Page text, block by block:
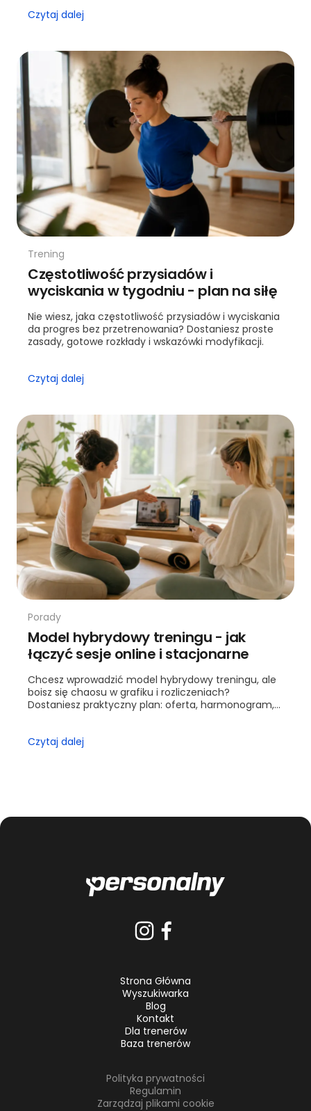
Czytaj dalej
Trening
Częstotliwość przysiadów i
wyciskania w tygodniu - plan na siłę
Nie wiesz, jaka częstotliwość przysiadów i wyciskania
da progres bez przetrenowania? Dostaniesz proste
zasady, gotowe rozkłady i wskazówki modyfikacji.
Czytaj dalej
Porady
Model hybrydowy treningu - jak
łączyć sesje online i stacjonarne
Chcesz wprowadzić model hybrydowy treningu, ale
boisz się chaosu w grafiku i rozliczeniach?
Dostaniesz praktyczny plan: oferta, harmonogram,
Czytaj dalej
Strona Główna
Wyszukiwarka
Blog
Kontakt
Dla trenerów
Baza trenerów
Polityka prywatności
Regulamin
Zarządzaj plikami cookie